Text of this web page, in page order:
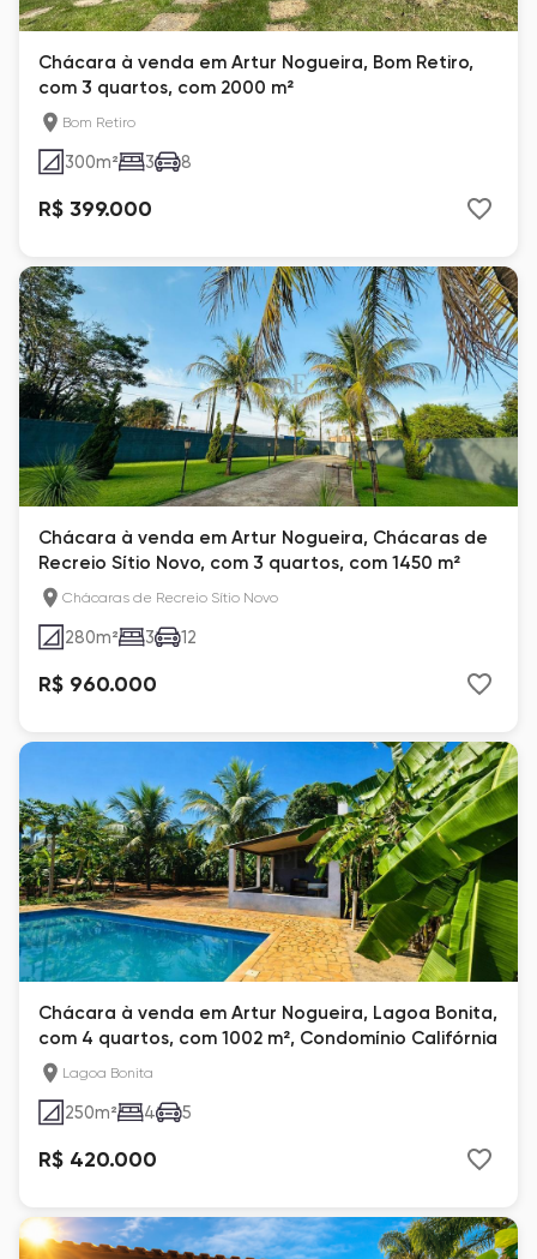
Chácara à venda em Artur Nogueira, Bom Retiro,
com 3 quartos, com 2000 m²
Bom Retiro
300m² 3 8
R$ 399.000
Chácara à venda em Artur Nogueira, Chácaras de
Recreio Sítio Novo, com 3 quartos, com 1450 m²
Chácaras de Recreio Sítio Novo
280m² 3 12
R$ 960.000
Chácara à venda em Artur Nogueira, Lagoa Bonita,
com 4 quartos, com 1002 m², Condomínio Califórnia
Lagoa Bonita
250m² 4 5
R$ 420.000